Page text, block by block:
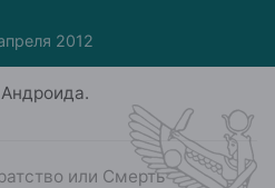
2012
или Смерть